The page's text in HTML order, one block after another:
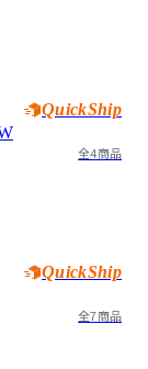
QuickShip
全4商品
QuickShip
全7商品